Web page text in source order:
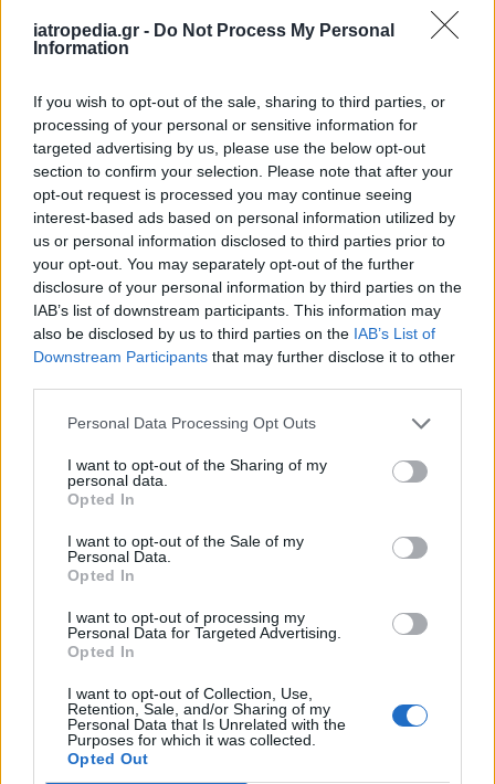
iatropedia.gr - Do Not Process My Personal
Information
If you wish to opt-out of the sale, sharing to third parties, or
processing of your personal or sensitive information for
targeted advertising by us, please use the below opt-out
section to confirm your selection. Please note that after your
opt-out request is processed you may continue seeing
interest-based ads based on personal information utilized by
us or personal information disclosed to third parties prior to
your opt-out. You may separately opt-out of the further
disclosure of your personal information by third parties on the
IAB’s list of downstream participants. This information may
also be disclosed by us to third parties on the IAB’s List of
Downstream Participants that may further disclose it to other
Personal Data Processing Opt Outs
I want to opt-out of the Sharing of my
personal data.
Opted In
I want to opt-out of the Sale of my
Personal Data.
Opted In
I want to opt-out of processing my
Personal Data for Targeted Advertising.
Opted In
I want to opt-out of Collection, Use,
Retention, Sale, and/or Sharing of my
Personal Data that Is Unrelated with the
Purposes for which it was collected.
Opted Out
ΕΙΔΗΣΕΙΣ 07 Αυγούστου 2026 19:33
ΙΣΑ: «Καμπανάκι» για τον ιό του Δυτικού Νείλου στην
Αττική – Τι ζητά από τις Αρχές
ΔΙΑΤΡΟΦΗ 07 Αυγούστου 2026 19:06
Κεχρί: Πώς μια ενισχυμένη ποικιλία μπορεί να
«γεμίσει» σίδηρο τα παιδιά, χωρίς παρενέργειες